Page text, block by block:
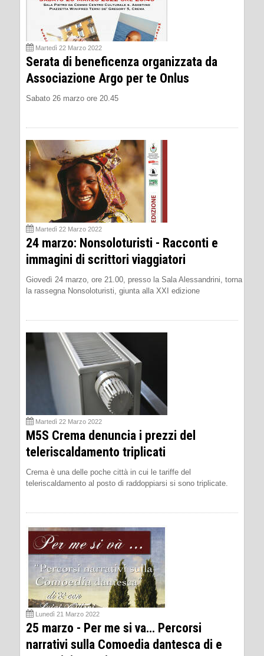
Martedì 22 Marzo 2022
Serata di beneficenza organizzata da
Associazione Argo per te Onlus
Sabato 26 marzo ore 20.45
Martedì 22 Marzo 2022
24 marzo: Nonsoloturisti - Racconti e
immagini di scrittori viaggiatori
Giovedì 24 marzo, ore 21.00, presso la Sala Alessandrini, torna
la rassegna Nonsoloturisti, giunta alla XXI edizione
Martedì 22 Marzo 2022
M5S Crema denuncia i prezzi del
teleriscaldamento triplicati
Crema è una delle poche città in cui le tariffe del
teleriscaldamento al posto di raddoppiarsi si sono triplicate.
Lunedì 21 Marzo 2022
25 marzo - Per me si va… Percorsi
narrativi sulla Comoedia dantesca di e